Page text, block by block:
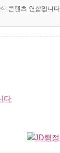
콘텐츠 연합입니다.
다